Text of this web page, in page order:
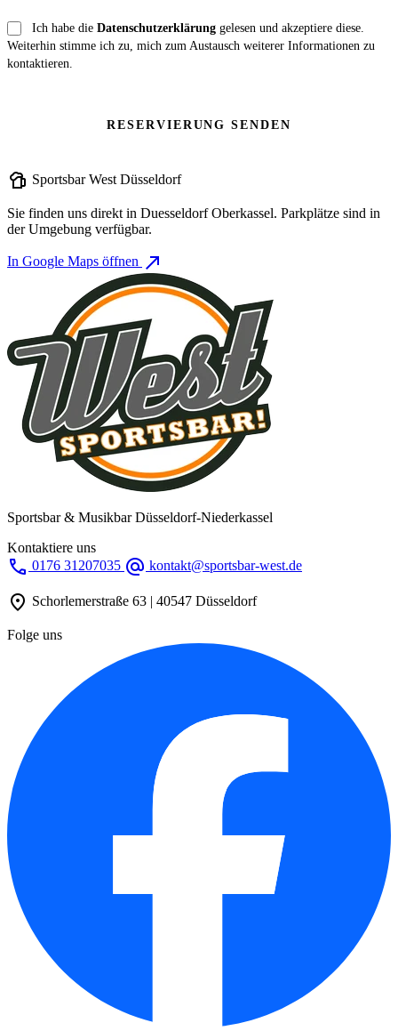
Ich habe die Datenschutzerklärung gelesen und akzeptiere diese.
Weiterhin stimme ich zu, mich zum Austausch weiterer Informationen zu
kontaktieren.
RESERVIERUNG SENDEN
sports_bar Sportsbar West Düsseldorf
Sie finden uns direkt in Duesseldorf Oberkassel. Parkplätze sind in
der Umgebung verfügbar.
In Google Maps öffnen north_east
Sportsbar & Musikbar Düsseldorf-Niederkassel
Kontaktiere uns
call 0176 31207035 alternate_email kontakt@sportsbar-west.de
location_on Schorlemerstraße 63 | 40547 Düsseldorf
Folge uns